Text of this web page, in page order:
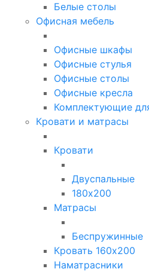
Белые столы
Офисная мебель
Офисные шкафы
Офисные стулья
Офисные столы
Офисные кресла
Комплектующие
Кровати и матрасы
Кровати
Двуспальные
180х200
Матрасы
Беспружинные
Кровать 160х200
Наматрасники